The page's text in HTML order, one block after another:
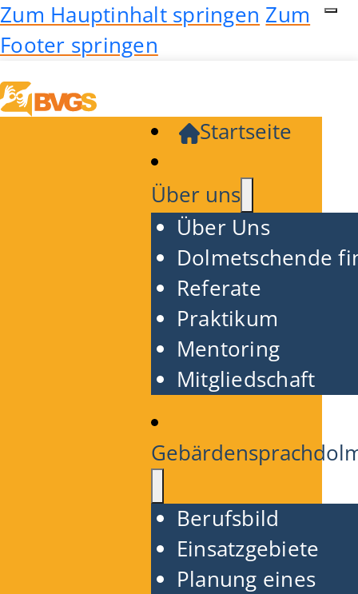
Zum Hauptinhalt springen Zum
Footer springen
Startseite
Über uns
Über Uns
Dolmetschende
Referate
Praktikum
Mentoring
Mitgliedschaft
Berufsbild
Einsatzgebiete
Planung eines